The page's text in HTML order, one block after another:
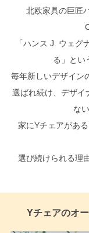
北欧家具の巨匠
「ハンス J. ウェグ
る」とい
毎年新しいデザイン
選ばれ続け、デザイ
な
家にYチェアがあ
選び続けられる理
Yチェアのオ